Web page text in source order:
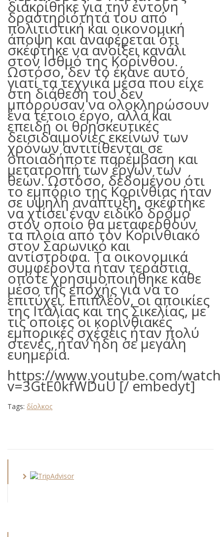
διακρίθηκε για την έντονη
δραστηριότητά του από
πολιτιστική και οικονομική
άποψη και αναφέρεται ότι
σκέφτηκε να ανοίξει κανάλι
στον Ισθμό της Κορίνθου.
Ωστόσο, δεν το έκανε αυτό
γιατί τα τεχνικά μέσα που είχε
στη διάθεσή του δεν
μπορούσαν να ολοκληρώσουν
ένα τέτοιο έργο, αλλά και
επειδή οι θρησκευτικές
δεισιδαιμονίες εκείνων των
χρόνων αντιτίθενται σε
οποιαδήποτε παρέμβαση και
μετατροπή των έργων των
θεών. Ωστόσο, δεδομένου ότι
το εμπόριο της Κορινθίας ήταν
σε υψηλή ανάπτυξη, σκέφτηκε
να χτίσει έναν ειδικό δρόμο
στον οποίο θα μεταφερθούν
τα πλοία από τον Κορινθιακό
στον Σαρωνικό και
αντίστροφα. Τα οικονομικά
συμφέροντα ήταν τεράστια,
οπότε χρησιμοποιήθηκε κάθε
μέσο της εποχής για να το
επιτύχει. Επιπλέον, οι αποικίες
της Ιταλίας και της Σικελίας, με
τις οποίες οι κορινθιακές
εμπορικές σχέσεις ήταν πολύ
στενές, ήταν ήδη σε μεγάλη
ευημερία.
https://www.youtube.com/
v=3GtE0kfWDuU [/ embedyt]
Tags: δίολκος